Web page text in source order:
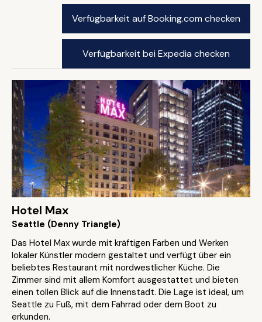
Verfügbarkeit auf Booking.com checken
Verfügbarkeit bei Expedia checken
Hotel Max
Seattle (Denny Triangle)
Das Hotel Max wurde mit kräftigen Farben und Werken
lokaler Künstler modern gestaltet und verfügt über ein
beliebtes Restaurant mit nordwestlicher Küche. Die
Zimmer sind mit allem Komfort ausgestattet und bieten
einen tollen Blick auf die Innenstadt. Die Lage ist ideal, um
Seattle zu Fuß, mit dem Fahrrad oder dem Boot zu
erkunden.